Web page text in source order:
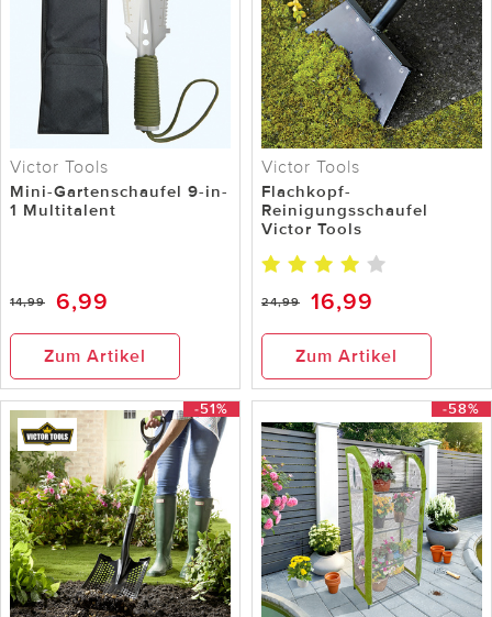
Victor Tools
Mini-Gartenschaufel 9-in-
1 Multitalent
14,99 6,99
Zum Artikel
Victor Tools
Flachkopf-
Reinigungsschaufel
Victor Tools
24,99 16,99
Zum Artikel
-51% -58%